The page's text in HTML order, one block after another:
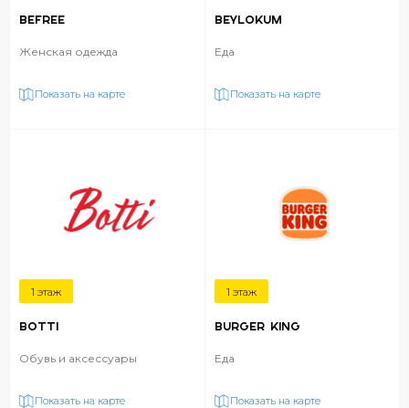
BEFREE
Женская одежда
Показать на карте
BEYLOKUM
Еда
Показать на карте
1 этаж
BOTTI
Обувь и аксессуары
Показать на карте
1 этаж
BURGER KING
Еда
Показать на карте